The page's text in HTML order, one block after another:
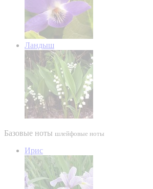
Ландыш
Базовые ноты шлейфовые ноты
Ирис